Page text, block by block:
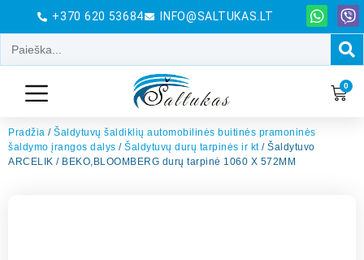
+370 620 53684 INFO@SALTUKAS.LT
0
Pradžia / Šaldytuvų šaldiklių automobilinės buitinės pramoninės
šaldymo įrangos dalys / Šaldytuvų durų tarpinės ir kt/ Šaldytuvo
ARCELIK / BEKO,BLOOMBERG durų tarpinė 1060 X 572MM